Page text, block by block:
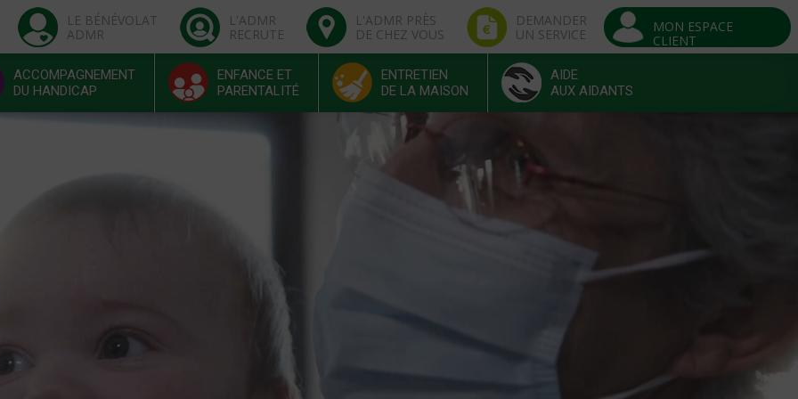
LE BÉNÉVOLAT
ADMR
L'ADMR
RECRUTE
L'ADMR PRÈS
DE CHEZ VOUS
DEMANDER
UN SERVICE
MON ESPACE
CLIENT
ACCOMPAGNEMENT
DU HANDICAP
ENFANCE ET
PARENTALITÉ
ENTRETIEN
DE LA MAISON
AIDE
AUX AIDANTS